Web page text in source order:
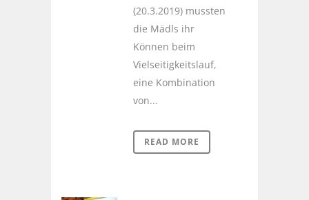
(20.3.2019) mussten
die Mädls ihr
Können beim
Vielseitigkeitslauf,
eine Kombination
von...
READ MORE